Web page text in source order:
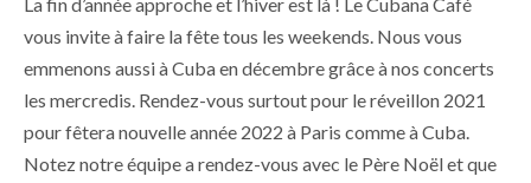
La fin d’année approche et l’hiver est là ! Le Cubana Café
vous invite à faire la fête tous les weekends. Nous vous
emmenons aussi à Cuba en décembre grâce à nos concerts
les mercredis. Rendez-vous surtout pour le réveillon 2021
pour fêtera nouvelle année 2022 à Paris comme à Cuba.
Notez notre équipe a rendez-vous avec le Père Noël et que